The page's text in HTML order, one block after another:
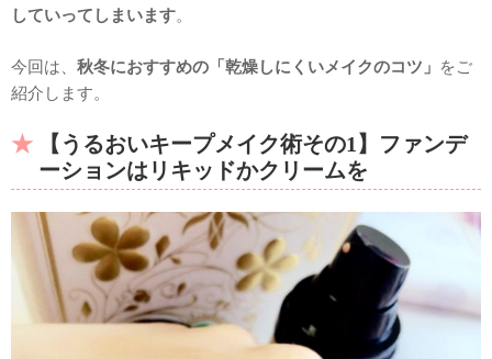
していってしまいます。
今回は、 秋冬におすすめの「乾燥しにくいメイクのコツ」 をご
紹介します。
【うるおいキープメイク術その1】ファンデ
ーションはリキッドかクリームを